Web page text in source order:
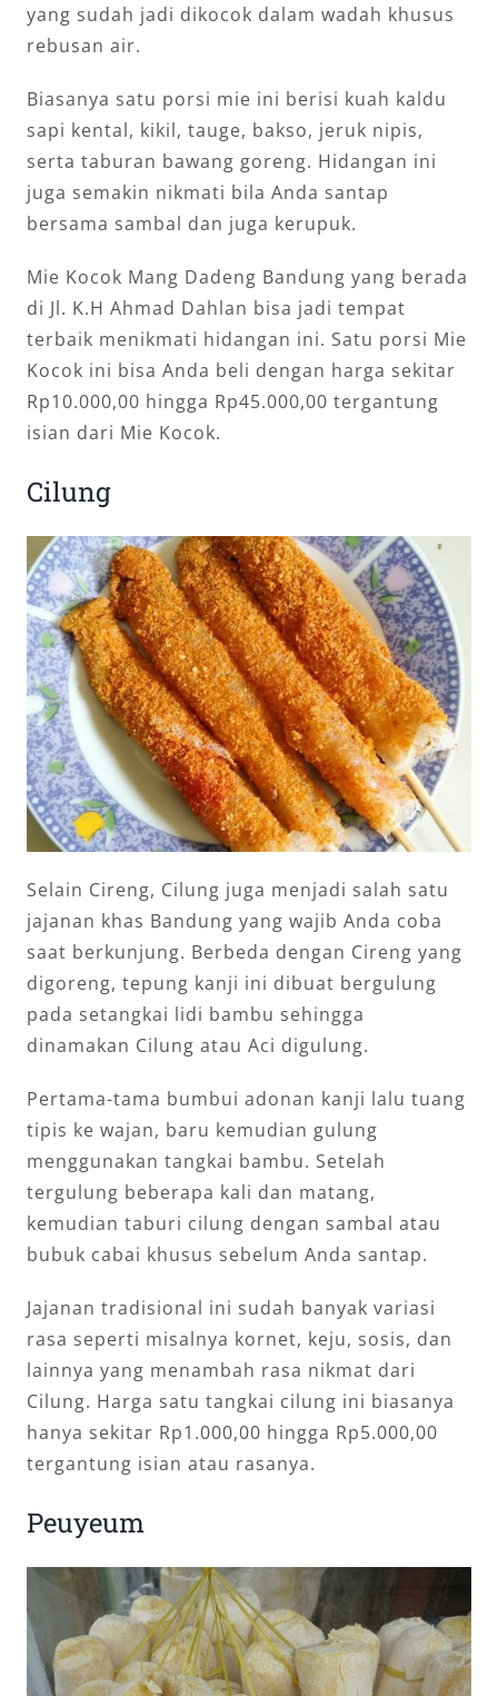
yang sudah jadi dikocok dalam wadah khusus
rebusan air.
Biasanya satu porsi mie ini berisi kuah kaldu
sapi kental, kikil, tauge, bakso, jeruk nipis,
serta taburan bawang goreng. Hidangan ini
juga semakin nikmati bila Anda santap
bersama sambal dan juga kerupuk.
Mie Kocok Mang Dadeng Bandung yang berada
di Jl. K.H Ahmad Dahlan bisa jadi tempat
terbaik menikmati hidangan ini. Satu porsi Mie
Kocok ini bisa Anda beli dengan harga sekitar
Rp10.000,00 hingga Rp45.000,00 tergantung
isian dari Mie Kocok.
Cilung
Selain Cireng, Cilung juga menjadi salah satu
jajanan khas Bandung yang wajib Anda coba
saat berkunjung. Berbeda dengan Cireng yang
digoreng, tepung kanji ini dibuat bergulung
pada setangkai lidi bambu sehingga
dinamakan Cilung atau Aci digulung.
Pertama-tama bumbui adonan kanji lalu tuang
tipis ke wajan, baru kemudian gulung
menggunakan tangkai bambu. Setelah
tergulung beberapa kali dan matang,
kemudian taburi cilung dengan sambal atau
bubuk cabai khusus sebelum Anda santap.
Jajanan tradisional ini sudah banyak variasi
rasa seperti misalnya kornet, keju, sosis, dan
lainnya yang menambah rasa nikmat dari
Cilung. Harga satu tangkai cilung ini biasanya
hanya sekitar Rp1.000,00 hingga Rp5.000,00
tergantung isian atau rasanya.
Peuyeum